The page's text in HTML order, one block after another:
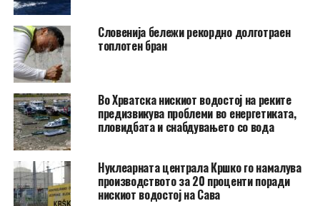
Словенија бележи рекордно долготраен
топлотен бран
Во Хрватска нискиот водостој на реките
предизвикува проблеми во енергетиката,
пловидбата и снабдувањето со вода
Нуклеарната централа Кршко го намалува
производството за 20 проценти поради
нискиот водостој на Сава